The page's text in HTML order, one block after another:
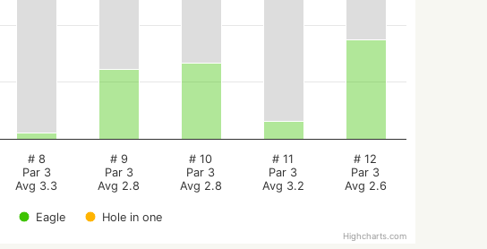
Eagle Hole in one
# 8
Par 3
Avg 3.3
# 9
Par 3
Avg 2.8
# 10
Par 3
Avg 2.8
# 11
Par 3
Avg 3.2
# 12
Par 3
Avg 2.6
Highcharts.com